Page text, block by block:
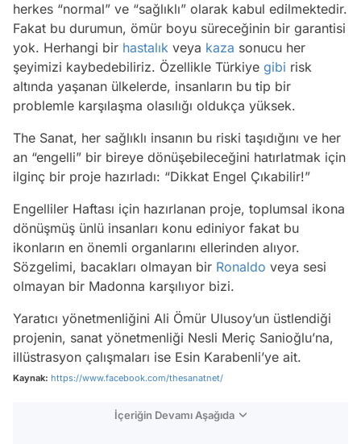
herkes “normal” ve “sağlıklı” olarak kabul edilmektedir.
Fakat bu durumun, ömür boyu süreceğinin bir garantisi
yok. Herhangi bir hastalık veya kaza sonucu her
şeyimizi kaybedebiliriz. Özellikle Türkiye gibi risk
altında yaşanan ülkelerde, insanların bu tip bir
problemle karşılaşma olasılığı oldukça yüksek.
The Sanat, her sağlıklı insanın bu riski taşıdığını ve her
an “engelli” bir bireye dönüşebileceğini hatırlatmak için
ilginç bir proje hazırladı: “Dikkat Engel Çıkabilir!”
Engelliler Haftası için hazırlanan proje, toplumsal ikona
dönüşmüş ünlü insanları konu ediniyor fakat bu
ikonların en önemli organlarını ellerinden alıyor.
Sözgelimi, bacakları olmayan bir Ronaldo veya sesi
olmayan bir Madonna karşılıyor bizi.
Yaratıcı yönetmenliğini Ali Ömür Ulusoy’un üstlendiği
projenin, sanat yönetmenliği Nesli Meriç Sanioğlu’na,
illüstrasyon çalışmaları ise Esin Karabenli’ye ait.
Kaynak: https://www.facebook.com/thesanatnet/
İçeriğin Devamı Aşağıda